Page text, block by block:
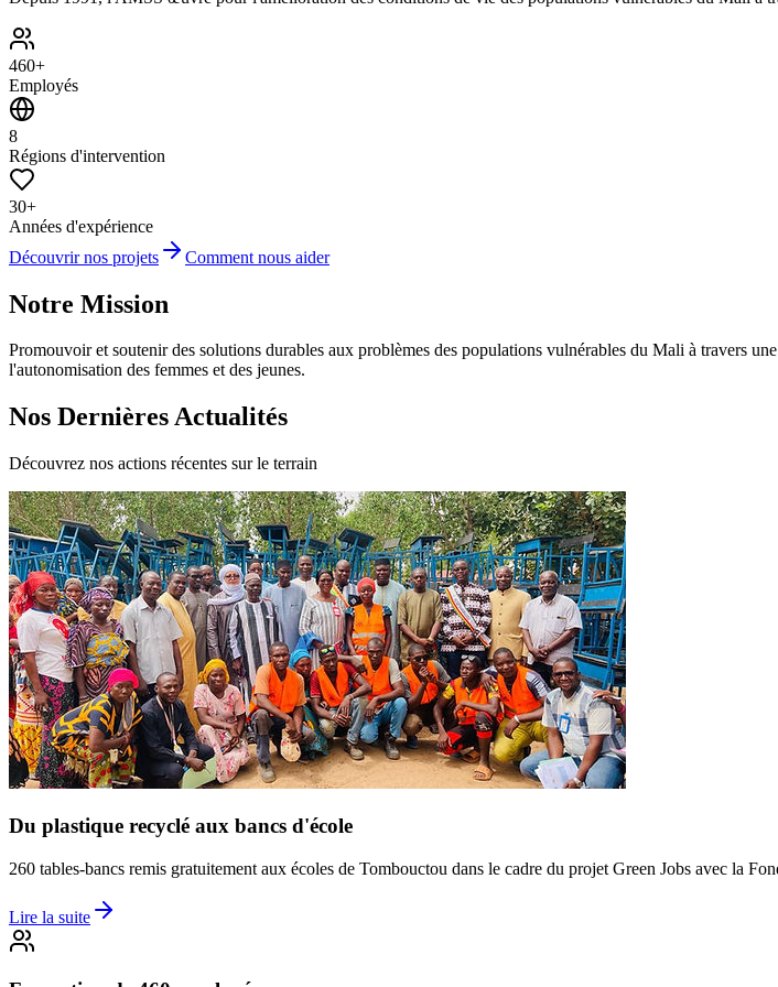
460+
Employés
8
Régions d'intervention
30+
Années d'expérience
Découvrir nos projets
Comment nous aider
Notre Mission
Promouvoir et soutenir des solutions durables aux problèmes des populations vulnérables du Mali à travers
l'autonomisation des femmes et des jeunes.
Nos Dernières Actualités
Découvrez nos actions récentes sur le terrain
Du plastique recyclé aux bancs d'école
260 tables-bancs remis gratuitement aux écoles de Tombouctou dans le cadre du projet Green Jobs avec la
Lire la suite